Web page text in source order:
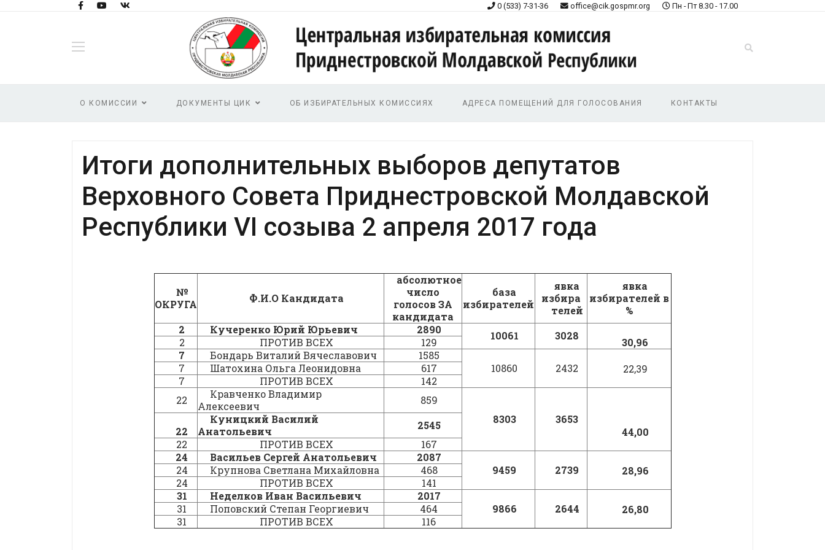
0 (533) 7-31-36 office@cik.gospmr.org Пн - Пт 8.30 - 17.00
О КОМИССИИ ДОКУМЕНТЫ ЦИК ОБ ИЗБИРАТЕЛЬНЫХ КОМИССИЯХ АДРЕСА ПОМЕЩЕНИЙ ДЛЯ ГОЛОСОВАНИЯ КОНТАКТЫ
Итоги дополнительных выборов депутатов
Верховного Совета Приднестровской Молдавской
Республики VI созыва 2 апреля 2017 года
№
ОКРУГА
Ф.И.О Кандидата
абсолютное
число
голосов ЗА
кандидата
база
избирателей
явка
избира
телей
явка
избирателей в
%
2
Кучеренко Юрий Юрьевич 2890 10061 3028
30,96
2 ПРОТИВ ВСЕХ
129
7
Бондарь Виталий Вячеславович
1585
10860
2432 22,39
7 Шатохина Ольга Леонидовна
617
7
ПРОТИВ ВСЕХ
142
22
Кравченко Владимир
Алексеевич
859
8303
3653
44,00
22
Куницкий Василий
Анатольевич
2545
22
ПРОТИВ ВСЕХ
167
24
Васильев Сергей Анатольевич
2087
9459
2739 28,96
24 Крупнова Светлана Михайловна
468
24
ПРОТИВ ВСЕХ
141
31
Неделков Иван Васильевич
2017
9866
2644 26,80
31 Поповский Степан Георгиевич
464
31
ПРОТИВ ВСЕХ 116